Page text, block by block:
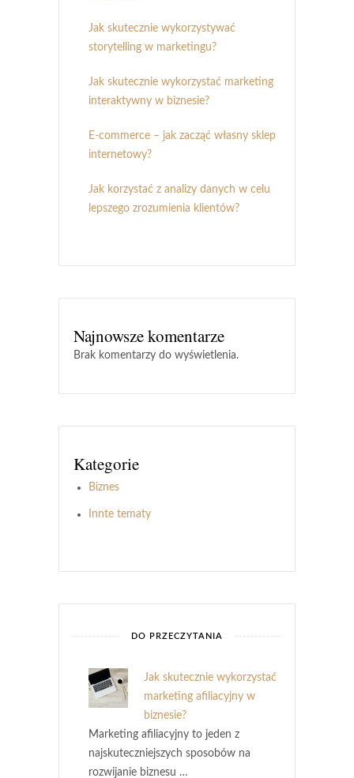
Jak skutecznie wykorzystywać
storytelling w marketingu?
Jak skutecznie wykorzystać marketing
interaktywny w biznesie?
E-commerce – jak zacząć własny sklep
internetowy?
Jak korzystać z analizy danych w celu
lepszego zrozumienia klientów?
Najnowsze komentarze
Brak komentarzy do wyświetlenia.
Kategorie
Biznes
Innte tematy
DO PRZECZYTANIA
Jak skutecznie wykorzystać
marketing afiliacyjny w
biznesie?
Marketing afiliacyjny to jeden z
najskuteczniejszych sposobów na
rozwijanie biznesu …